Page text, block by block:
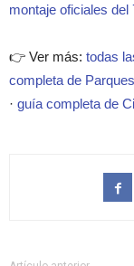
montaje oficiales del
👉 Ver más: todas
completa de
· guía completa de